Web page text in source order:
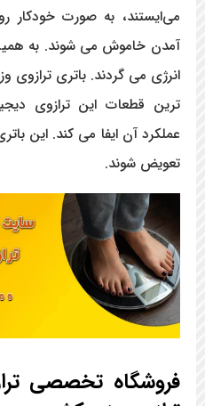
می‌ایستند، به صورت
آمدن خاموش می شوند. به
انرژی می گردند. باتری ترازوی
ترین قطعات این ترازوی
عملکرد آن ایفا می کند. این
تعویض شوند.
فروشگاه تخصصی